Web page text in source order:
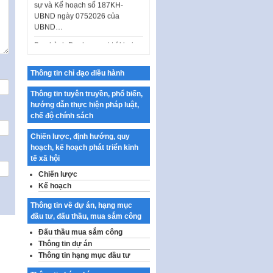
UBND ngày 0752026 của
UBND…
Kế hoạch Tổ chức Cuộc thi
chính luận về bảo vệ nền tảng tư
tưởng của Đảng…
Công bố công khai dự toán kinh
phí xây dựng pháp luật, hoàn
thiện thể chế, chính…
Quy định về nghiên cứu, ứng
dụng khoa học, công nghệ, đổi
mới sáng tạo và chuyển…
Quy định chi tiết và hướng dẫn
thi hành một số điều của Luật Lý
lịch tư…
Sửa đổi, bổ sung một số nội
dung tại Nghị quyết số 30/NQ-
CP ngày 24 tháng 02…
Thông tin chỉ đạo điều hành
Thông tin tuyên truyền, phổ biến,
hướng dẫn thực hiện pháp luật,
chế độ chính sách
Chiến lược, định hướng, quy
hoạch, kế hoạch phát triển kinh
tế xã hội
Chiến lược
Kế hoạch
Thông tin về dự án, hạng mục
đầu tư, đấu thầu, mua sắm công
Đấu thầu mua sắm công
Thông tin dự án
Thông tin hạng mục đầu tư